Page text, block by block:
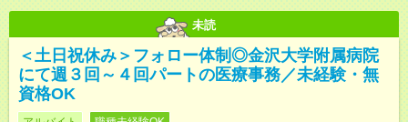
未読
＜土日祝休み＞フォロー体制◎金沢大学附属病院
にて週３回～４回パートの医療事務／未経験・無
資格OK